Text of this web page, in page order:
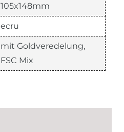
105x148mm
ecru
mit Goldveredelung,
FSC Mix